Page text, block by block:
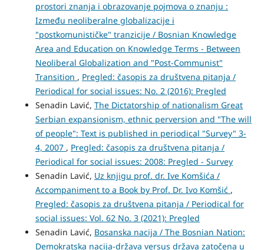
prostori znanja i obrazovanje pojmova o znanju :
Između neoliberalne globalizacije i
"postkomunističke" tranzicije / Bosnian Knowledge
Area and Education on Knowledge Terms - Between
Neoliberal Globalization and "Post-Communist"
Transition , Pregled: časopis za društvena pitanja /
Periodical for social issues: No. 2 (2016): Pregled
Senadin Lavić, The Dictatorship of nationalism Great
Serbian expansionism, ethnic perversion and "The will
of people": Text is published in periodical "Survey" 3-
4, 2007 , Pregled: časopis za društvena pitanja /
Periodical for social issues: 2008: Pregled - Survey
Senadin Lavić, Uz knjigu prof. dr. Ive Komšića /
Accompaniment to a Book by Prof. Dr. Ivo Komšić ,
Pregled: časopis za društvena pitanja / Periodical for
social issues: Vol. 62 No. 3 (2021): Pregled
Senadin Lavić, Bosanska nacija / The Bosnian Nation:
Demokratska nacija-država versus država zatočena u